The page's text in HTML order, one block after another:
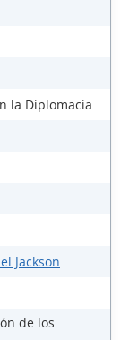
la Diplomacia
Jackson
de los